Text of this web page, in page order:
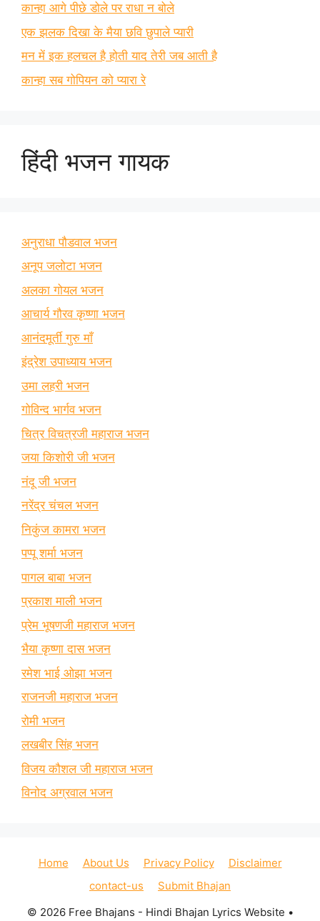
कान्हा आगे पीछे डोले पर राधा न बोले
एक झलक दिखा के मैया छवि छुपाले प्यारी
मन में इक हलचल है होती याद तेरी जब आती है
कान्हा सब गोपियन को प्यारा रे
हिंदी भजन गायक
अनुराधा पौडवाल भजन
अनूप जलोटा भजन
अलका गोयल भजन
आचार्य गौरव कृष्णा भजन
आनंदमूर्ती गुरु माँ
इंद्रेश उपाध्याय भजन
उमा लहरी भजन
गोविन्द भार्गव भजन
चित्र विचत्रजी महाराज भजन
जया किशोरी जी भजन
नंदू जी भजन
नरेंद्र चंचल भजन
निकुंज कामरा भजन
पप्पू शर्मा भजन
पागल बाबा भजन
प्रकाश माली भजन
प्रेम भूषणजी महाराज भजन
भैया कृष्णा दास भजन
रमेश भाई ओझा भजन
राजनजी महाराज भजन
रोमी भजन
लखबीर सिंह भजन
विजय कौशल जी महाराज भजन
विनोद अग्रवाल भजन
Home About Us Privacy Policy
Disclaimer
contact-us
Submit Bhajan
© 2026 Free Bhajans - Hindi Bhajan Lyrics Website •